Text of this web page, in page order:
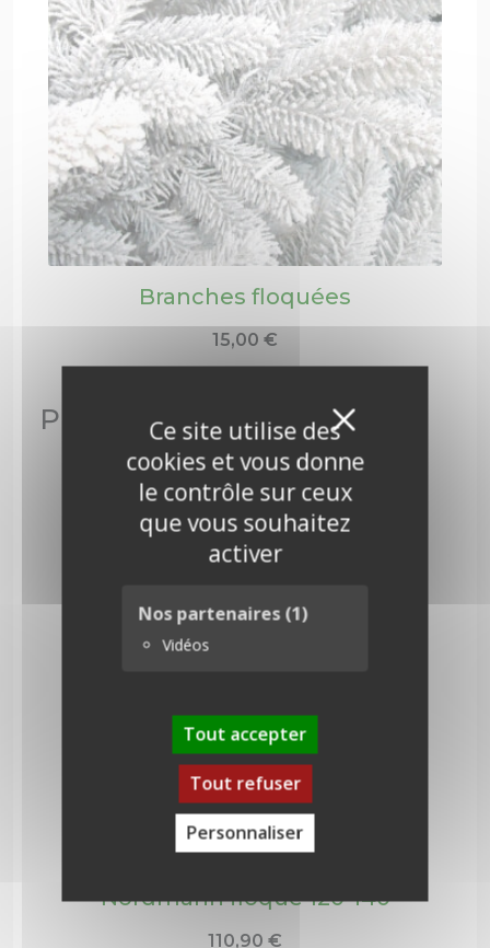
Ce site utilise des
cookies et vous donne
le contrôle sur ceux
que vous souhaitez
activer
Nos partenaires(1)
Vidéos
Tout accepter
Tout refuser
Personnaliser
X
Branches floquées
15,00 €
Produits similaires
Nordmann floqué 120-140
110,90 €